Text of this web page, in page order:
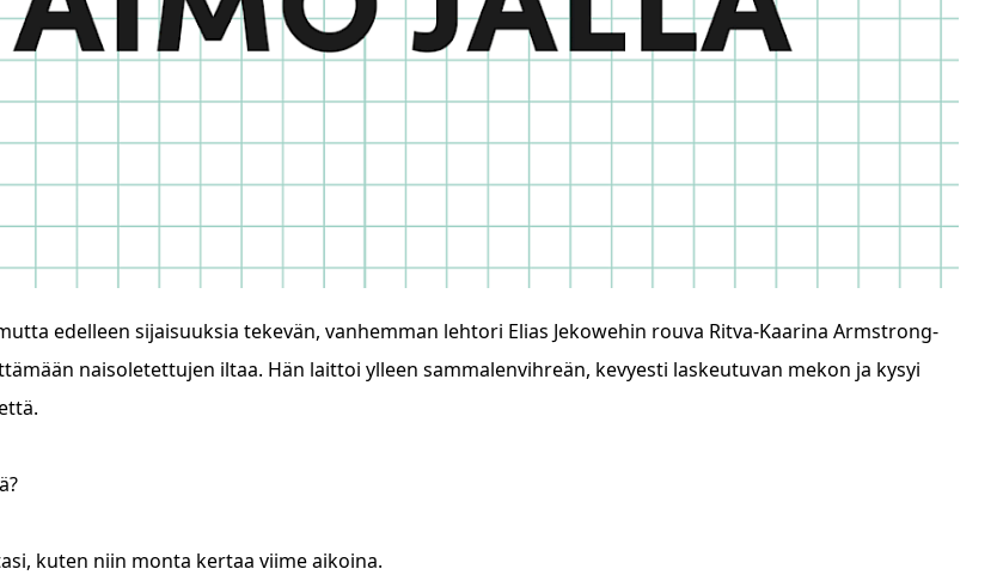
edelleen sijaisuuksia tekevän, vanhemman lehtori Elias Jekowehin rouva Ritva-Kaarina Armstrong-
naisoletettujen iltaa. Hän laittoi ylleen sammalenvihreän, kevyesti laskeutuvan mekon ja kysyi
kuten niin monta kertaa viime aikoina.